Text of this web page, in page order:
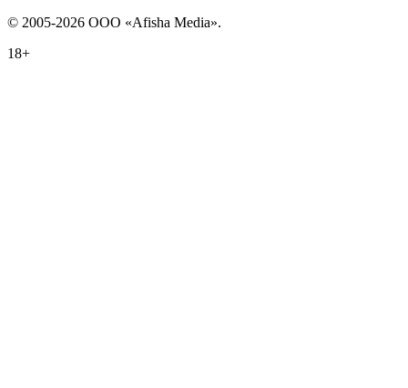
© 2005-2026 ООО «Afisha Media».
18+